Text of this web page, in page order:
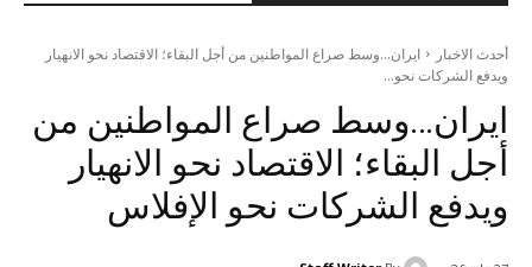
أحدث الاخبار
ایران...وسط صراع المواطنين من أجل البقاء؛ الاقتصاد نحو الانهيار
ويدفع الشركات نحو...
ایران…وسط صراع المواطنين من
أجل البقاء؛ الاقتصاد نحو الانهيار
ويدفع الشركات نحو الإفلاس